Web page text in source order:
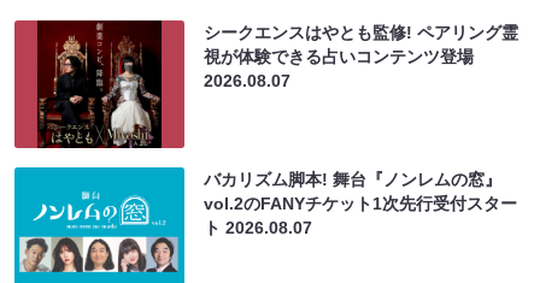
シークエンスはやとも監修! ペアリング霊
視が体験できる占いコンテンツ登場
2026.08.07
バカリズム脚本! 舞台『ノンレムの窓』
vol.2のFANYチケット1次先行受付スター
ト2026.08.07